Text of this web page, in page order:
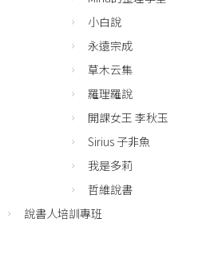
小白說
永遠宗成
草木云集
羅理羅說
開課女王 李秋玉
Sirius 子非魚
我是多莉
哲維說書
說書人培訓專班